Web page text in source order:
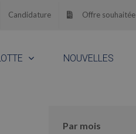
Candidature Offre souhaitée
NOUVELLES
Par mois